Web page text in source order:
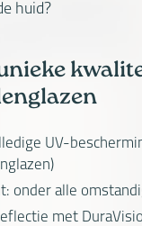
huid?
UV-
onder alle
met